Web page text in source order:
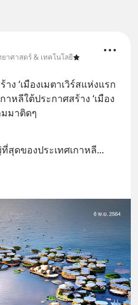
าศาสตร์ & เทคโนโลยี
ง ‘เมืองเมตาเวิร์สแห่งแรก
หลีใต้ประกาศสร้าง ‘เมือง
มาติดๆ
สุดของประเทศเกาหลี